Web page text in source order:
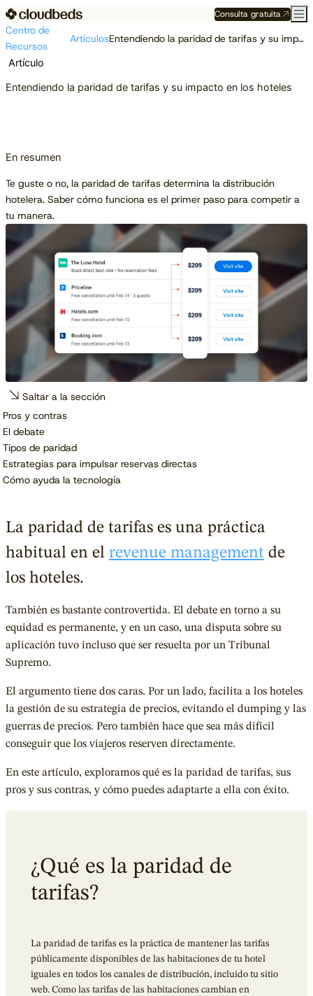
Consulta gratuita
Centro de
Recursos
Artículos Entendiendo la paridad de tarifas y su impacto en los hoteles
Artículo
Entendiendo la paridad de tarifas y su impacto en los hoteles
En resumen
Te guste o no, la paridad de tarifas determina la distribución
hotelera. Saber cómo funciona es el primer paso para competir a
tu manera.
Saltar a la sección
Pros y contras
El debate
Tipos de paridad
Estrategias para impulsar reservas directas
Cómo ayuda la tecnología
La paridad de tarifas es una práctica
habitual en el revenue management de
los hoteles.
También es bastante controvertida. El debate en torno a su
equidad es permanente, y en un caso, una disputa sobre su
aplicación tuvo incluso que ser resuelta por un Tribunal
Supremo.
El argumento tiene dos caras. Por un lado, facilita a los hoteles
la gestión de su estrategia de precios, evitando el dumping y las
guerras de precios. Pero también hace que sea más difícil
conseguir que los viajeros reserven directamente.
En este artículo, exploramos qué es la paridad de tarifas, sus
pros y sus contras, y cómo puedes adaptarte a ella con éxito.
¿Qué es la paridad de
tarifas?
La paridad de tarifas es la práctica de mantener las tarifas
públicamente disponibles de las habitaciones de tu hotel
iguales en todos los canales de distribución, incluido tu sitio
web. Como las tarifas de las habitaciones cambian en